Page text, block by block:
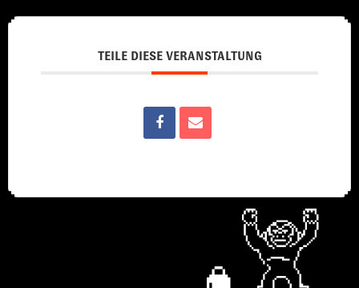
TEILE DIESE VERANSTALTUNG